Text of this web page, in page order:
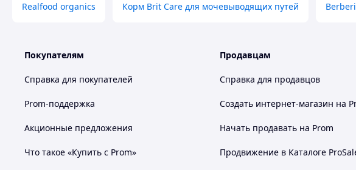
Realfood organics Корм Brit Care для мочевыводящих путей
Покупателям
Справка для покупателей
Prom-поддержка
Акционные предложения
Что такое «Купить с Prom»
Продавцам
Справка для продавцов
Создать интернет-магазин на
Начать продавать на Prom
Продвижение в Каталоге